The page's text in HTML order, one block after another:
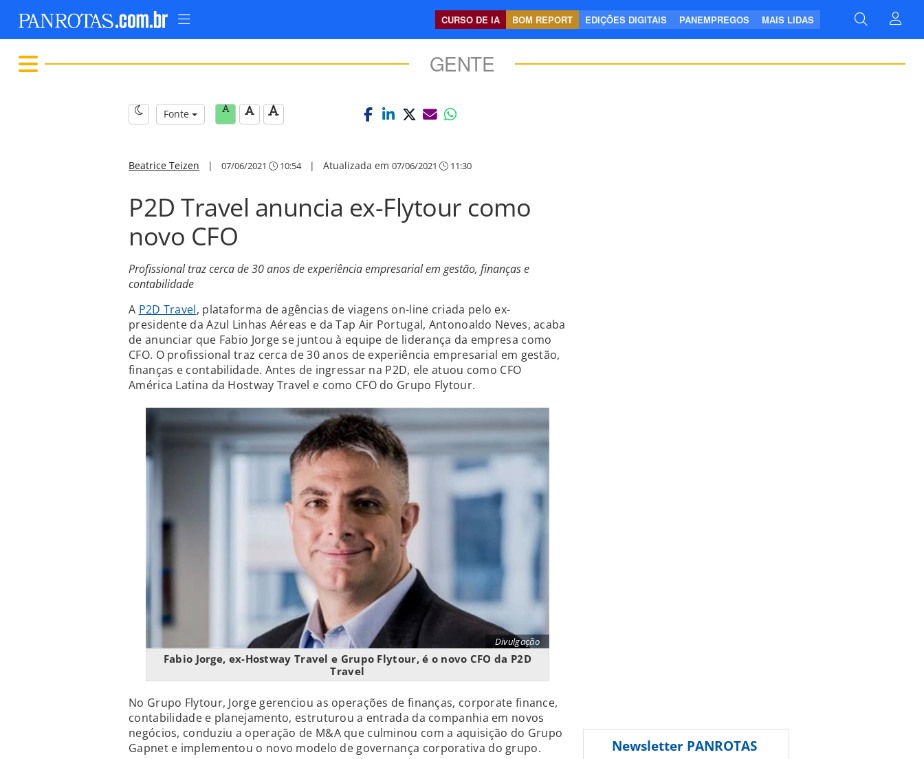
CURSO DE IA BOM REPORT EDIÇÕES DIGITAIS PANEMPREGOS MAIS LIDAS
GENTE
Fonte
Beatrice Teizen | 07/06/2021 10:54 | Atualizada em 07/06/2021 11:30
P2D Travel anuncia ex-Flytour como
novo CFO
Profissional traz cerca de 30 anos de experiência empresarial em gestão, finanças e
contabilidade
A P2D Travel, plataforma de agências de viagens on-line criada pelo ex-
presidente da Azul Linhas Aéreas e da Tap Air Portugal, Antonoaldo Neves, acaba
de anunciar que Fabio Jorge se juntou à equipe de liderança da empresa como
CFO. O profissional traz cerca de 30 anos de experiência empresarial em gestão,
finanças e contabilidade. Antes de ingressar na P2D, ele atuou como CFO
América Latina da Hostway Travel e como CFO do Grupo Flytour.
Divulgação
Fabio Jorge, ex-Hostway Travel e Grupo Flytour, é o novo CFO da P2D
Travel
No Grupo Flytour, Jorge gerenciou as operações de finanças, corporate finance,
contabilidade e planejamento, estruturou a entrada da companhia em novos
negócios, conduziu a operação de M&A que culminou com a aquisição do Grupo
Gapnet e implementou o novo modelo de governança corporativa do grupo.
Newsletter PANROTAS